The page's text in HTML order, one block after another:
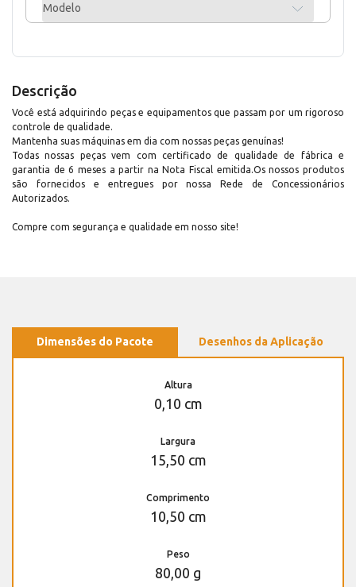
Modelo
Descrição
Você está adquirindo peças e equipamentos que passam por um rigoroso
controle de qualidade.
Mantenha suas máquinas em dia com nossas peças genuínas!
Todas nossas peças vem com certificado de qualidade de fábrica e
garantia de 6 meses a partir na Nota Fiscal emitida.Os nossos produtos
são fornecidos e entregues por nossa Rede de Concessionários
Autorizados.
Compre com segurança e qualidade em nosso site!
Dimensões do Pacote Desenhos da Aplicação
Altura
0,10 cm
Largura
15,50 cm
Comprimento
10,50 cm
Peso
80,00 g